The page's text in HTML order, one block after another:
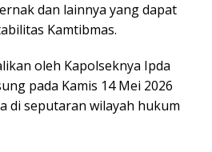
dan lainnya yang dapat
Kamtibmas.
oleh Kapolseknya Ipda
pada Kamis 14 Mei 2026
di seputaran wilayah hukum